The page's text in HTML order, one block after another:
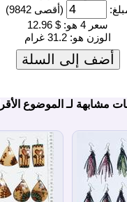
(أقصى 9842)
سعر 4 هو:
$ 12.96
الوزن هو: 31.2 غرام
أضف إلى السلة